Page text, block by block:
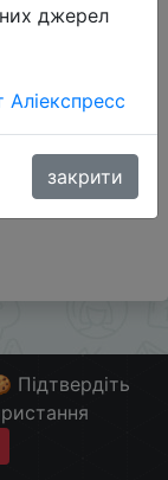
в телеграм
Підтвердіть
джерел
Аліекспресс
закрити